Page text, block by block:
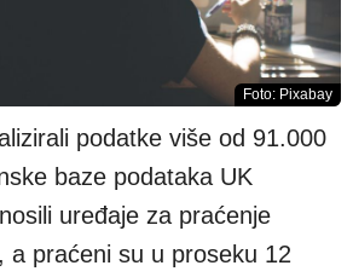
Foto: Pixabay
podatke više od 91.000
baze podataka UK
uređaje za praćenje
a praćeni su u proseku 12